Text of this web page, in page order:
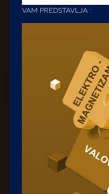
VAM PREDSTAVLJA :